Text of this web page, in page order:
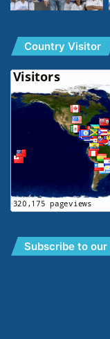
Country Visitor
Subscribe to our